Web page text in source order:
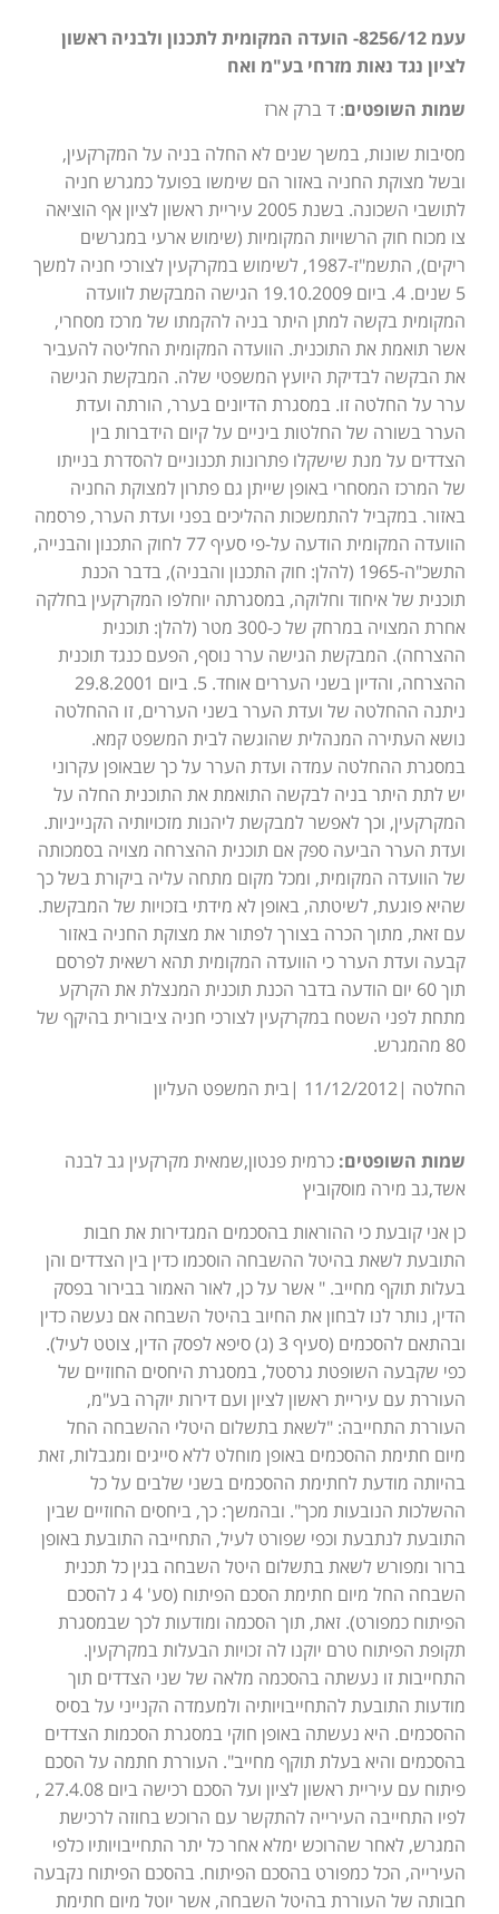
עעמ 8256/12- הועדה המקומית לתכנון ולבניה ראשון
לציון נגד נאות מזרחי בע"מ ואח
שמות השופטים: ד ברק ארז
מסיבות שונות, במשך שנים לא החלה בניה על המקרקעין,
ובשל מצוקת החניה באזור הם שימשו בפועל כמגרש חניה
לתושבי השכונה. בשנת 2005 עיריית ראשון לציון אף הוציאה
צו מכוח חוק הרשויות המקומיות (שימוש ארעי במגרשים
ריקים), התשמ"ז-1987, לשימוש במקרקעין לצורכי חניה למשך
5 שנים. 4. ביום 19.10.2009 הגישה המבקשת לוועדה
המקומית בקשה למתן היתר בניה להקמתו של מרכז מסחרי,
אשר תואמת את התוכנית. הוועדה המקומית החליטה להעביר
את הבקשה לבדיקת היועץ המשפטי שלה. המבקשת הגישה
ערר על החלטה זו. במסגרת הדיונים בערר, הורתה ועדת
הערר בשורה של החלטות ביניים על קיום הידברות בין
הצדדים על מנת שישקלו פתרונות תכנוניים להסדרת בנייתו
של המרכז המסחרי באופן שייתן גם פתרון למצוקת החניה
באזור. במקביל להתמשכות ההליכים בפני ועדת הערר, פרסמה
הוועדה המקומית הודעה על-פי סעיף 77 לחוק התכנון והבנייה,
התשכ"ה-1965 (להלן: חוק התכנון והבניה), בדבר הכנת
תוכנית של איחוד וחלוקה, במסגרתה יוחלפו המקרקעין בחלקה
אחרת המצויה במרחק של כ-300 מטר (להלן: תוכנית
ההצרחה). המבקשת הגישה ערר נוסף, הפעם כנגד תוכנית
ההצרחה, והדיון בשני העררים אוחד. 5. ביום 29.8.2001
ניתנה ההחלטה של ועדת הערר בשני העררים, זו ההחלטה
נושא העתירה המנהלית שהוגשה לבית המשפט קמא.
במסגרת ההחלטה עמדה ועדת הערר על כך שבאופן עקרוני
יש לתת היתר בניה לבקשה התואמת את התוכנית החלה על
המקרקעין, וכך לאפשר למבקשת ליהנות מזכויותיה הקנייניות.
ועדת הערר הביעה ספק אם תוכנית ההצרחה מצויה בסמכותה
של הוועדה המקומית, ומכל מקום מתחה עליה ביקורת בשל כך
שהיא פוגעת, לשיטתה, באופן לא מידתי בזכויות של המבקשת.
עם זאת, מתוך הכרה בצורך לפתור את מצוקת החניה באזור
קבעה ועדת הערר כי הוועדה המקומית תהא רשאית לפרסם
תוך 60 יום הודעה בדבר הכנת תוכנית המנצלת את הקרקע
מתחת לפני השטח במקרקעין לצורכי חניה ציבורית בהיקף של
80 מהמגרש.
החלטה |11/12/2012 |בית המשפט העליון
שמות השופטים: כרמית פנטון,שמאית מקרקעין גב לבנה
אשד,גב מירה מוסקוביץ
כן אני קובעת כי ההוראות בהסכמים המגדירות את חבות
התובעת לשאת בהיטל ההשבחה הוסכמו כדין בין הצדדים והן
בעלות תוקף מחייב. " אשר על כן, לאור האמור בבירור בפסק
הדין, נותר לנו לבחון את החיוב בהיטל השבחה אם נעשה כדין
ובהתאם להסכמים (סעיף 3 (ג) סיפא לפסק הדין, צוטט לעיל).
כפי שקבעה השופטת גרסטל, במסגרת היחסים החוזיים של
העוררת עם עיריית ראשון לציון ועם דירות יוקרה בע"מ,
העוררת התחייבה: "לשאת בתשלום היטלי ההשבחה החל
מיום חתימת ההסכמים באופן מוחלט ללא סייגים ומגבלות, זאת
בהיותה מודעת לחתימת ההסכמים בשני שלבים על כל
ההשלכות הנובעות מכך". ובהמשך: כך, ביחסים החוזיים שבין
התובעת לנתבעת וכפי שפורט לעיל, התחייבה התובעת באופן
ברור ומפורש לשאת בתשלום היטל השבחה בגין כל תכנית
השבחה החל מיום חתימת הסכם הפיתוח (סע' 4 ג להסכם
הפיתוח כמפורט). זאת, תוך הסכמה ומודעות לכך שבמסגרת
תקופת הפיתוח טרם יוקנו לה זכויות הבעלות במקרקעין.
התחייבות זו נעשתה בהסכמה מלאה של שני הצדדים תוך
מודעות התובעת להתחייבויותיה ולמעמדה הקנייני על בסיס
ההסכמים. היא נעשתה באופן חוקי במסגרת הסכמות הצדדים
בהסכמים והיא בעלת תוקף מחייב". העוררת חתמה על הסכם
פיתוח עם עיריית ראשון לציון ועל הסכם רכישה ביום 27.4.08 ,
לפיו התחייבה העירייה להתקשר עם הרוכש בחוזה לרכישת
המגרש, לאחר שהרוכש ימלא אחר כל יתר התחייבויותיו כלפי
העירייה, הכל כמפורט בהסכם הפיתוח. בהסכם הפיתוח נקבעה
חבותה של העוררת בהיטל השבחה, אשר יוטל מיום חתימת